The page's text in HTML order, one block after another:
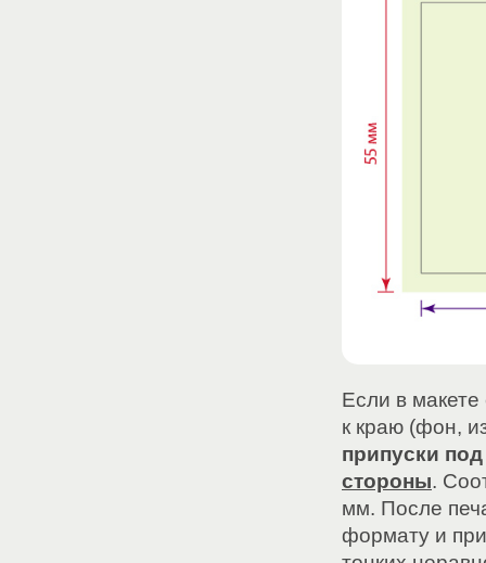
Если в
к краю (фон,
припуски
стороны.
мм. После
формату и